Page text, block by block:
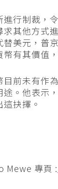
進行制裁，
求其他方式
替美元，普
有其價值
前未有作
途。他表示
抉擇。
Mewe 專頁 :